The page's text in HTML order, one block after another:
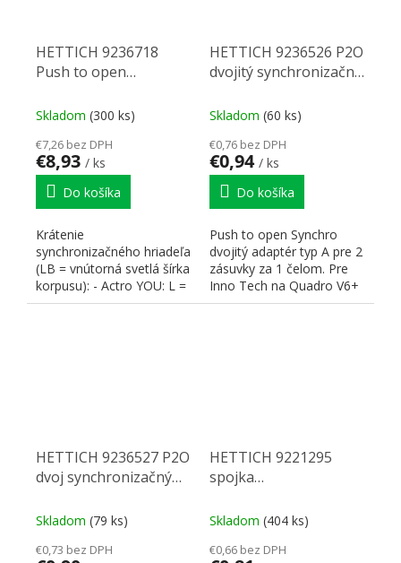
HETTICH 9236718
Push to open
2000 mm
Skladom (300 ks)
€7,26 bez DPH
€8,93 / ks
Do košíka
Krátenie
synchronizačného hriadeľa
(LB = vnútorná svetlá šírka
korpusu): - Actro YOU: L =
LB - 219 - Quadro YOU: L
HETTICH 9236526 P2O
dvojitý synchronizačný
Skladom (60 ks)
€0,76 bez DPH
€0,94 / ks
Do košíka
Push to open Synchro
dvojitý adaptér typ A pre 2
zásuvky za 1 čelom. Pre
Inno Tech na Quadro V6+
a na drevené zásuvky...
HETTICH 9236527 P2O
dvoj synchronizačný
Skladom (79 ks)
€0,73 bez DPH
HETTICH 9221295
spojka
hriadele
Skladom (404 ks)
€0,66 bez DPH